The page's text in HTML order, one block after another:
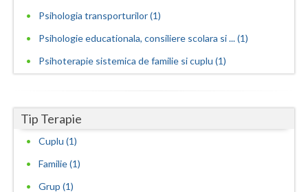
Satu-Mare
Sibiu
Teleorman
Timis
Psihologia transporturilor (1)
Psihologie educationala, consiliere scolara si ... (1)
Psihoterapie sistemica de familie si cuplu (1)
Tip Terapie
Cuplu (1)
Familie (1)
Grup (1)